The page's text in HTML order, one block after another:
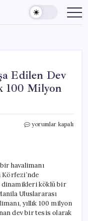
Edilen Dev
100 Milyon
Filipinler’de
Havalimanı
Projesi:
Yıllık
100
Milyon
Kapasitesi
yorumlar kapalı
havalimanı
Körfezi’nde
köklü bir
Uluslararası
yıllık 100 milyon
dev bir tesis olarak